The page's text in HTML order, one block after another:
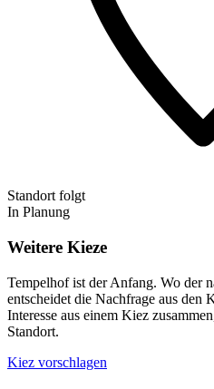
Standort folgt
In Planung
Weitere Kieze
Tempelhof ist der Anfang. Wo der
entscheidet die Nachfrage aus
Interesse aus einem Kiez
Standort.
Kiez vorschlagen